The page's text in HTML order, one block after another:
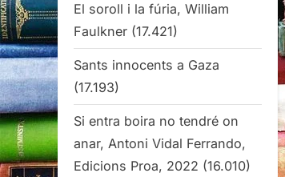
El soroll i la fúria, William
Faulkner (17.421)
Sants innocents a Gaza
(17.193)
Si entra boira no tendré on
anar, Antoni Vidal Ferrando,
Edicions Proa, 2022 (16.010)